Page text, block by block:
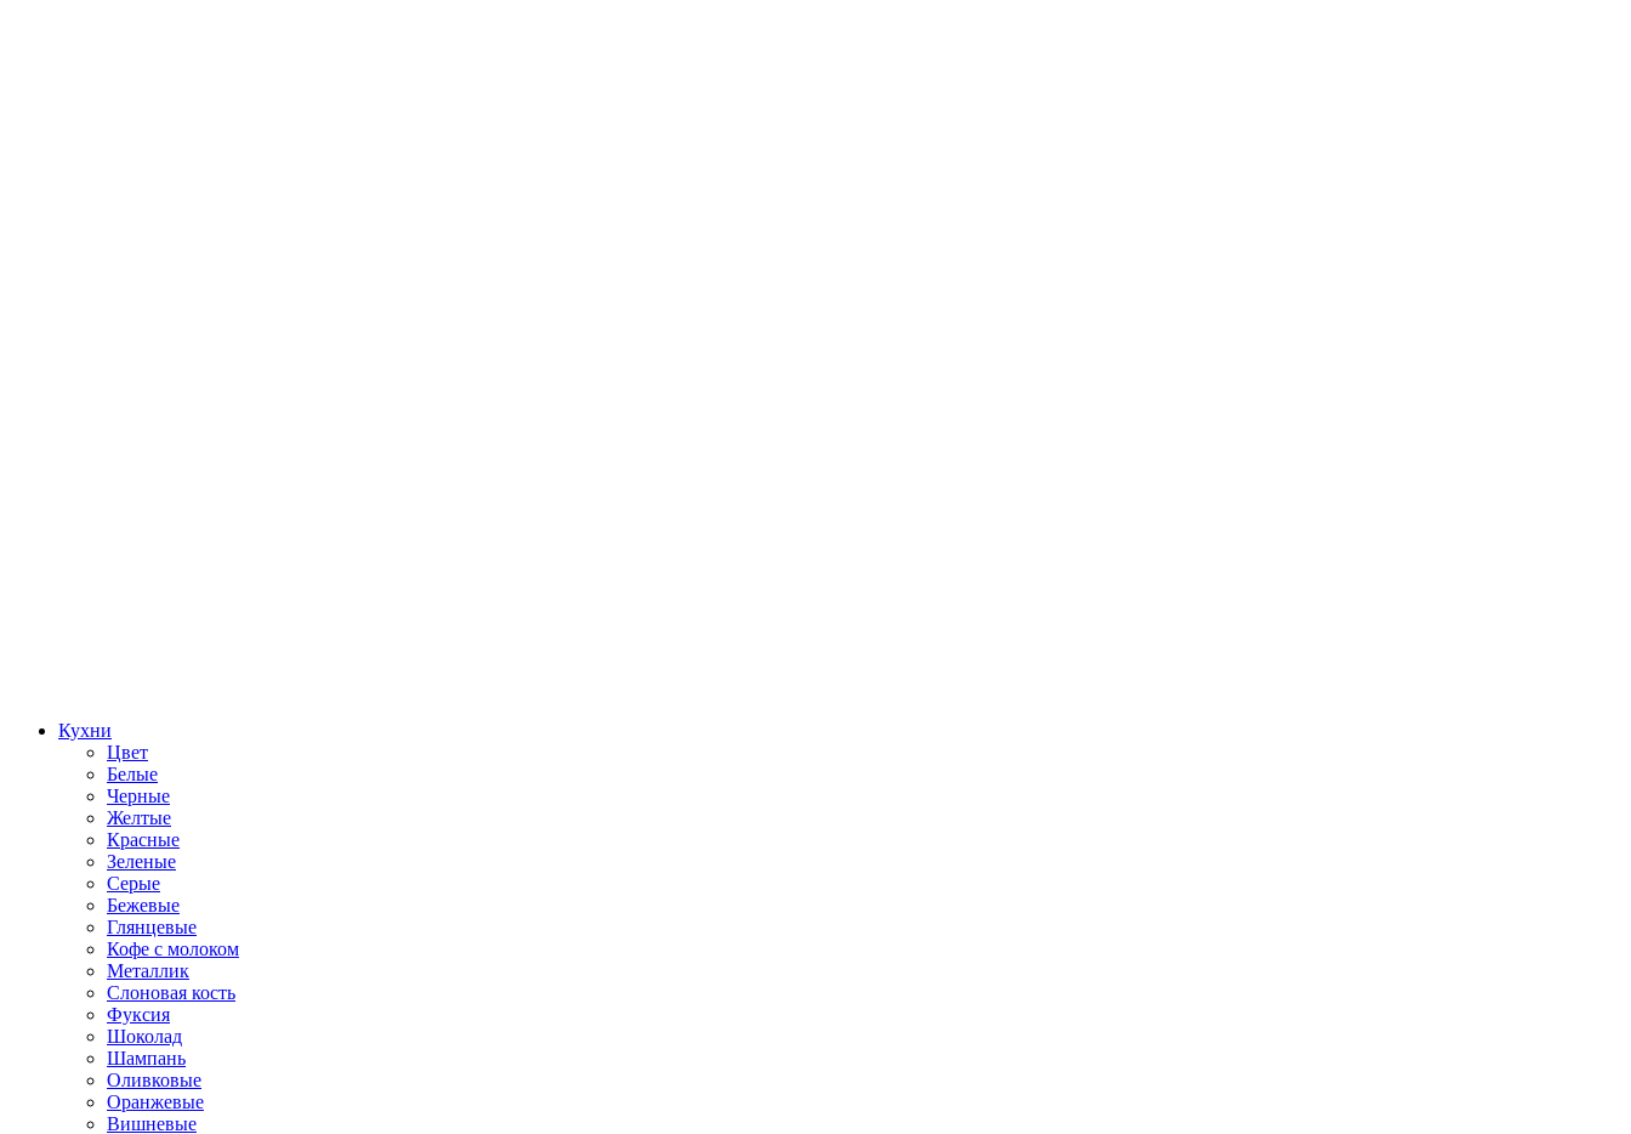
Кухни
Цвет
Белые
Черные
Желтые
Красные
Зеленые
Серые
Бежевые
Глянцевые
Кофе с молоком
Металлик
Слоновая кость
Фуксия
Шоколад
Шампань
Оливковые
Оранжевые
Вишневые